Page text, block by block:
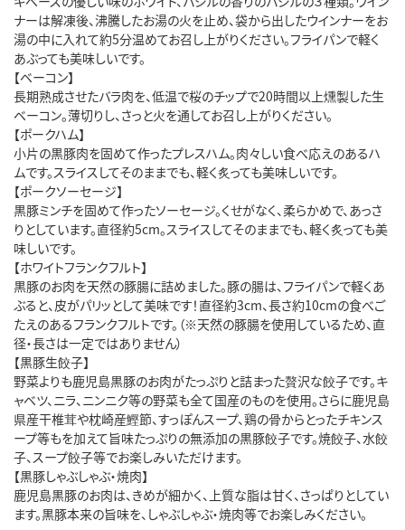
ナーは解凍後、沸騰したお湯の火を止め、袋から出したウインナーをお
湯の中に入れて約5分温めてお召し上がりください。フライパンで軽く
あぶっても美味しいです。
【ベーコン】
長期熟成させたバラ肉を、低温で桜のチップで20時間以上燻製した生
ベーコン。薄切りし、さっと火を通してお召し上がりください。
【ポークハム】
小片の黒豚肉を固めて作ったプレスハム。肉々しい食べ応えのあるハ
ムです。スライスしてそのままでも、軽く炙っても美味しいです。
【ポークソーセージ】
黒豚ミンチを固めて作ったソーセージ。くせがなく、柔らかめで、あっさ
りとしています。直径約5cm。スライスしてそのままでも、軽く炙っても美
味しいです。
【ホワイトフランクフルト】
黒豚のお肉を天然の豚腸に詰めました。豚の腸は、フライパンで軽くあ
ぶると、皮がパリッとして美味です！直径約3cm、長さ約10cmの食べご
たえのあるフランクフルトです。（※天然の豚腸を使用しているため、直
径・長さは一定ではありません）
【黒豚生餃子】
野菜よりも鹿児島黒豚のお肉がたっぷりと詰まった贅沢な餃子です。キ
ャベツ、ニラ、ニンニク等の野菜も全て国産のものを使用。さらに鹿児島
県産干椎茸や枕崎産鰹節、すっぽんスープ、鶏の骨からとったチキンス
ープ等もを加えて旨味たっぷりの無添加の黒豚餃子です。焼餃子、水餃
子、スープ餃子等でお楽しみいただけます。
【黒豚しゃぶしゃぶ・焼肉】
鹿児島黒豚のお肉は、きめが細かく、上質な脂は甘く、さっぱりとしてい
ます。黒豚本来の旨味を、しゃぶしゃぶ・焼肉等でお楽しみください。